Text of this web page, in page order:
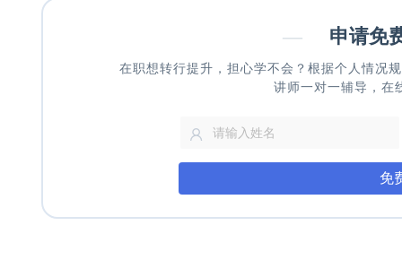
— 申请免
在职想转行提升，担心学不会？根据个人情况
讲师一对一辅导，在
免